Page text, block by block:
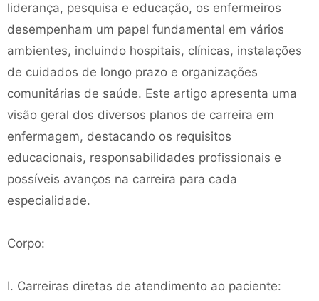
liderança, pesquisa e educação, os enfermeiros
desempenham um papel fundamental em vários
ambientes, incluindo hospitais, clínicas, instalações
de cuidados de longo prazo e organizações
comunitárias de saúde. Este artigo apresenta uma
visão geral dos diversos planos de carreira em
enfermagem, destacando os requisitos
educacionais, responsabilidades profissionais e
possíveis avanços na carreira para cada
especialidade.
Corpo:
I. Carreiras diretas de atendimento ao paciente: